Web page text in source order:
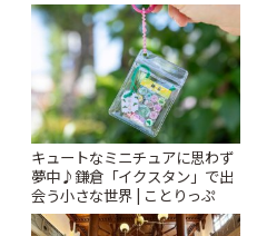
キュートなミニチュアに思わず
夢中♪鎌倉「イクスタン」で出
会う小さな世界 | ことりっぷ